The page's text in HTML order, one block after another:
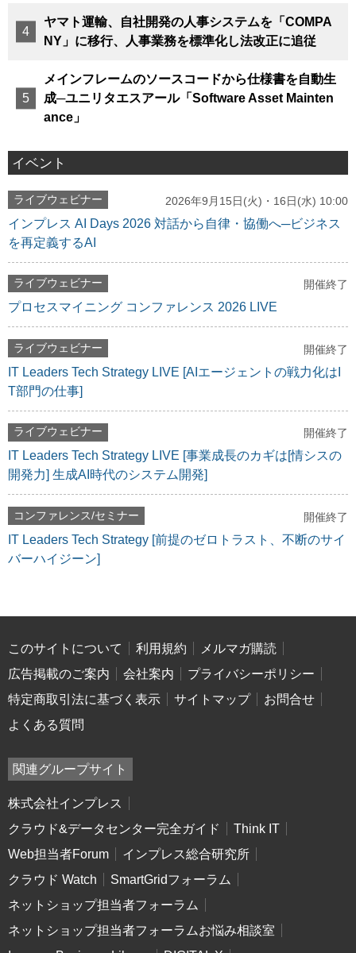
ヤマト運輸、自社開発の人事システムを「COMPA
NY」に移行、人事業務を標準化し法改正に追従
メインフレームのソースコードから仕様書を自動生
成─ユニリタエスアール「Software Asset Mainten
ance」
イベント
ライブウェビナー 2026年9月15日(火)・16日(水) 10:00
インプレス AI Days 2026 対話から自律・協働へ─ビジネス
を再定義するAI
ライブウェビナー 開催終了
プロセスマイニング コンファレンス 2026 LIVE
ライブウェビナー 開催終了
IT Leaders Tech Strategy LIVE [AIエージェントの戦力化はI
T部門の仕事]
ライブウェビナー 開催終了
IT Leaders Tech Strategy LIVE [事業成長のカギは[情シスの
開発力] 生成AI時代のシステム開発]
コンファレンス/セミナー 開催終了
IT Leaders Tech Strategy [前提のゼロトラスト、不断のサイ
バーハイジーン]
このサイトについて 利用規約
メルマガ購読
広告掲載のご案内
会社案内
プライバシーポリシー
特定商取引法に基づく表示
サイトマップ
お問合せ
よくある質問
関連グループサイト
株式会社インプレス
クラウド&データセンター完全ガイド
Think IT
Web担当者Forum
インプレス総合研究所
クラウド Watch
SmartGridフォーラム
ネットショップ担当者フォーラム
ネットショップ担当者フォーラムお悩み相談室